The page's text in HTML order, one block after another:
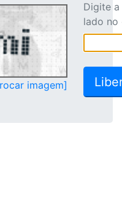
imagem]
Digite
lado no